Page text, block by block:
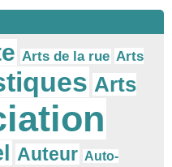
Arts de la rue Arts
Arts
Auteur Auto-